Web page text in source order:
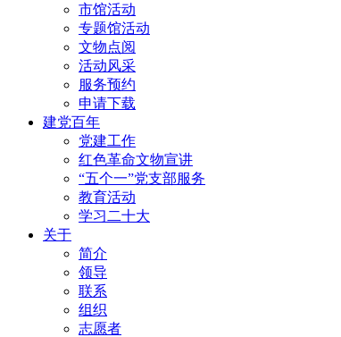
市馆活动
专题馆活动
文物点阅
活动风采
服务预约
申请下载
建党百年
党建工作
红色革命文物宣讲
“五个一”党支部服务
教育活动
学习二十大
关于
简介
领导
联系
组织
志愿者